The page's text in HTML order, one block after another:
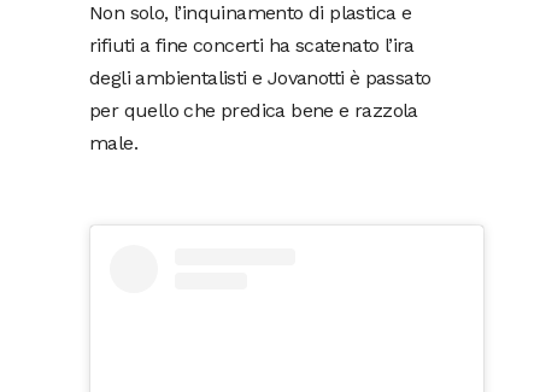
Non solo, l’inquinamento di plastica e
rifiuti a fine concerti ha scatenato l’ira
degli ambientalisti e Jovanotti è passato
per quello che predica bene e razzola
male.